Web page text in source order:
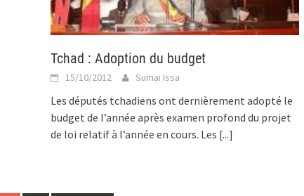
Tchad : Adoption du budget
15/10/2012 Sumai Issa
Les députés tchadiens ont dernièrement adopté le
budget de l’année après examen profond du projet
de loi relatif à l’année en cours. Les [...]